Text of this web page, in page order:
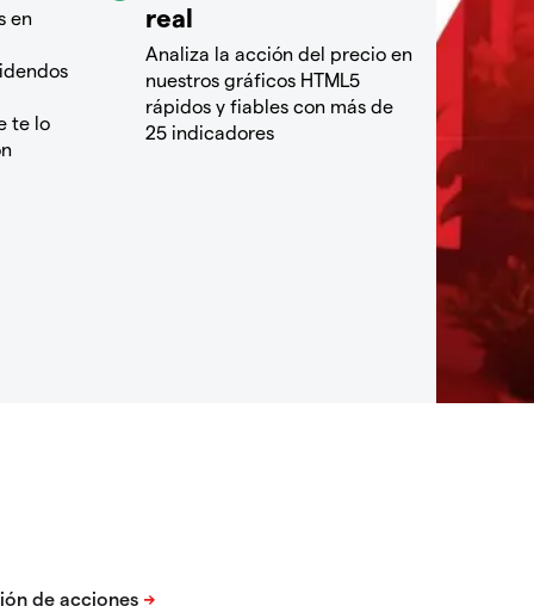
en
te lo
real
Analiza la acción del precio en
nuestros gráficos HTML5
rápidos y fiables con más de
25 indicadores